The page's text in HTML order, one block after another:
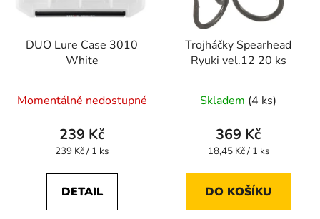
DUO Lure Case 3010
White
Momentálně nedostupné
239 Kč
Měrná
239 Kč / 1 ks
DETAIL
Trojháčky Spearhead
Ryuki vel.12 20 ks
Skladem (4 ks)
369 Kč
Měrná
18,45 Kč / 1 ks
DO KOŠÍKU